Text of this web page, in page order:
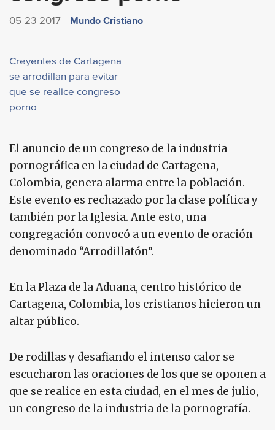
05-23-2017 Mundo Cristiano
Creyentes de Cartagena
se arrodillan para evitar
que se realice congreso
porno
El anuncio de un congreso de la industria
pornográfica en la ciudad de Cartagena,
Colombia, genera alarma entre la población.
Este evento es rechazado por la clase política y
también por la Iglesia. Ante esto, una
congregación convocó a un evento de oración
denominado “Arrodillatón”.
En la Plaza de la Aduana, centro histórico de
Cartagena, Colombia, los cristianos hicieron un
altar público.
De rodillas y desafiando el intenso calor se
escucharon las oraciones de los que se oponen a
que se realice en esta ciudad, en el mes de julio,
un congreso de la industria de la pornografía.